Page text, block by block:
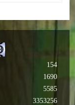
154
1690
5585
3353256